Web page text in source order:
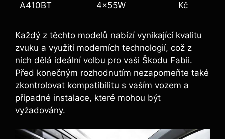
A410BT
4x55W
Kč
Každý z těchto modelů nabízí vynikající kvalitu
zvuku a využití moderních technologií, což z
nich dělá ideální volbu pro vaši Škodu Fabii.
Před konečným rozhodnutím nezapomeňte také
zkontrolovat kompatibilitu s vaším vozem a
případné instalace, které mohou být
vyžadovány.